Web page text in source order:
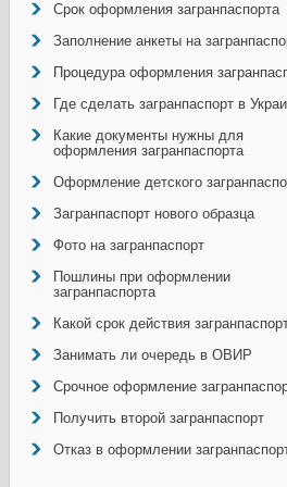
Срок оформления загранпаспорта
Заполнение анкеты на
Процедура оформления
Где сделать загранпаспорт в
Какие документы нужны для
оформления загранпаспорта
Оформление детского
Загранпаспорт нового образца
Фото на загранпаспорт
Пошлины при оформлении
загранпаспорта
Какой срок действия
Занимать ли очередь в ОВИР
Срочное оформление
Получить второй загранпаспорт
Отказ в оформлении